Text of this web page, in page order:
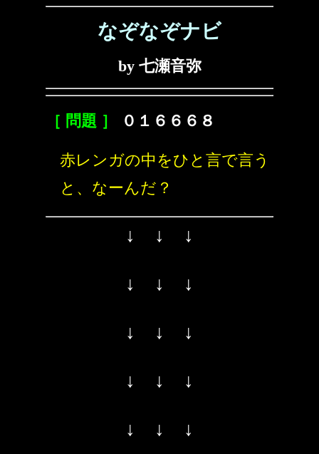
なぞなぞナビ
by 七瀬音弥
［ 問題 ］ ０１６６６８
赤レンガの中をひと言で言う
と、なーんだ？
↓ ↓ ↓
↓ ↓ ↓
↓ ↓ ↓
↓ ↓ ↓
↓ ↓ ↓